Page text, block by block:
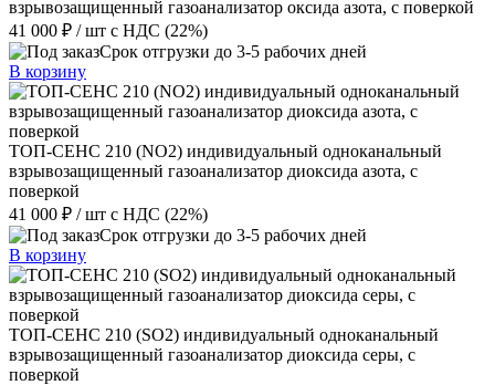
взрывозащищенный газоанализатор оксида азота, с поверкой
41 000 ₽ / шт с НДС (22%)
Срок отгрузки до 3-5 рабочих дней
В корзину
ТОП-СЕНС 210 (NO2) индивидуальный одноканальный
взрывозащищенный газоанализатор диоксида азота, с
поверкой
41 000 ₽ / шт с НДС (22%)
Срок отгрузки до 3-5 рабочих дней
В корзину
ТОП-СЕНС 210 (SO2) индивидуальный одноканальный
взрывозащищенный газоанализатор диоксида серы, с
поверкой